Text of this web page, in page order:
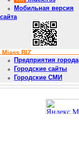
Мобильная версия
сайта
Miass.BIZ
Предприятия города
Городские сайты
Городские СМИ